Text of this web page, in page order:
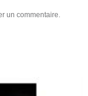
un commentaire.